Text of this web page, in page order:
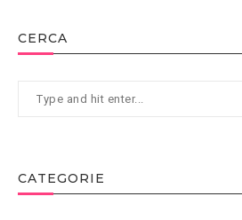
CERCA
CATEGORIE